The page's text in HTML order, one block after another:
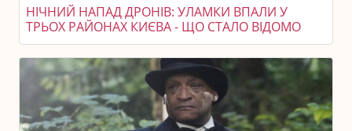
НІЧНИЙ НАПАД ДРОНІВ: УЛАМКИ ВПАЛИ У
ТРЬОХ РАЙОНАХ КИЄВА - ЩО СТАЛО ВІДОМО